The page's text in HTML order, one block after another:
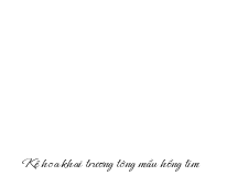
Kệ hoa khai trương tông mầu hồng tím